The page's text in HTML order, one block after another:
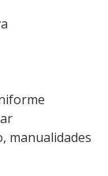
manualidades